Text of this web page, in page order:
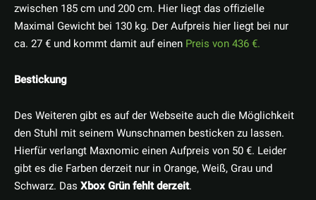
zwischen 185 cm und 200 cm. Hier liegt das offizielle
Maximal Gewicht bei 130 kg. Der Aufpreis hier liegt bei nur
ca. 27 € und kommt damit auf einen Preis von 436 €.
Bestickung
Des Weiteren gibt es auf der Webseite auch die Möglichkeit
den Stuhl mit seinem Wunschnamen besticken zu lassen.
Hierfür verlangt Maxnomic einen Aufpreis von 50 €. Leider
gibt es die Farben derzeit nur in Orange, Weiß, Grau und
Schwarz. Das Xbox Grün fehlt derzeit.